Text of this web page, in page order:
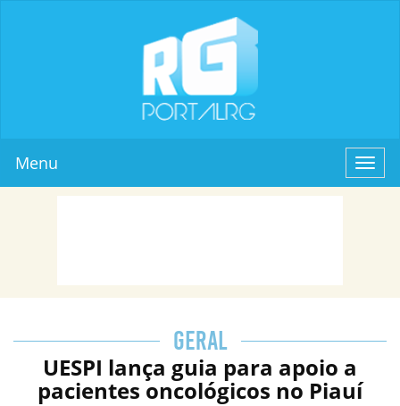
Menu
GERAL
UESPI lança guia para apoio a
pacientes oncológicos no Piauí